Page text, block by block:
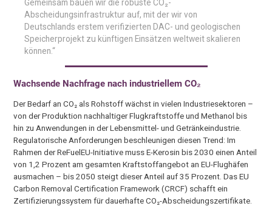
Gemeinsam bauen wir die robuste CO₂-
Abscheidungsinfrastruktur auf, mit der wir von
Deutschlands erstem verifizierten DAC- und geologischen
Speicherprojekt zu künftigen Einsätzen weltweit skalieren
können.“
Wachsende Nachfrage nach industriellem CO₂
Der Bedarf an CO₂ als Rohstoff wächst in vielen Industriesektoren –
von der Produktion nachhaltiger Flugkraftstoffe und Methanol bis
hin zu Anwendungen in der Lebensmittel- und Getränkeindustrie.
Regulatorische Anforderungen beschleunigen diesen Trend: Im
Rahmen der ReFuelEU-Initiative muss E-Kerosin bis 2030 einen Anteil
von 1,2 Prozent am gesamten Kraftstoffangebot an EU-Flughäfen
ausmachen – bis 2050 steigt dieser Anteil auf 35 Prozent. Das EU
Carbon Removal Certification Framework (CRCF) schafft ein
Zertifizierungssystem für dauerhafte CO₂-Abscheidungszertifikate.